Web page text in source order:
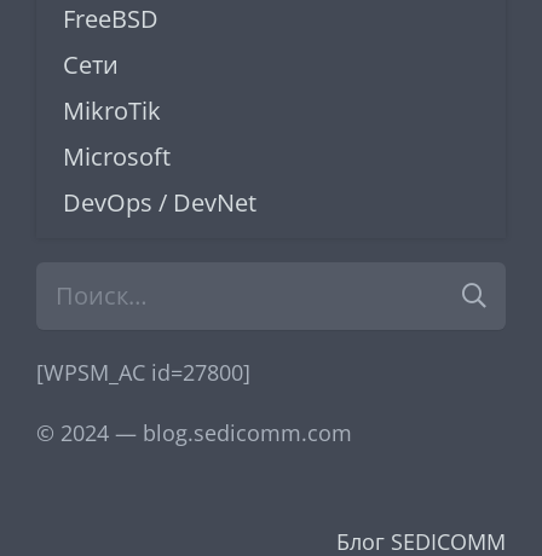
FreeBSD
Сети
MikroTik
Microsoft
DevOps / DevNet
[WPSM_AC id=27800]
© 2024 — blog.sedicomm.com
Блог SEDICOMM